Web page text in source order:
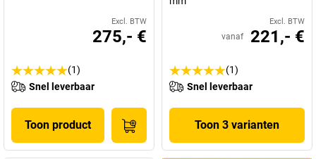
Excl. BTW
275,- €
(1)
Snel leverbaar
Toon product
Excl. BTW
vanaf 221,- €
(1)
Snel leverbaar
Toon 3 varianten